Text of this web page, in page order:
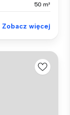
50 m²
Zobacz więcej